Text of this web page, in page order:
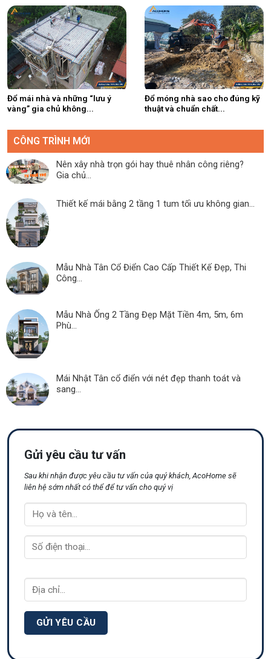
Đổ mái nhà và những “lưu ý
vàng” gia chủ không...
Đổ móng nhà sao cho đúng kỹ
thuật và chuẩn chất...
CÔNG TRÌNH MỚI
Nên xây nhà trọn gói hay thuê nhân công riêng?
Gia chủ...
Thiết kế mái bằng 2 tầng 1 tum tối ưu không gian...
Mẫu Nhà Tân Cổ Điển Cao Cấp Thiết Kế Đẹp, Thi
Công...
Mẫu Nhà Ống 2 Tầng Đẹp Mặt Tiền 4m, 5m, 6m
Phù...
Mái Nhật Tân cổ điển với nét đẹp thanh toát và
sang...
Gửi yêu cầu tư vấn
Sau khi nhận được yêu cầu tư vấn của quý khách, AcoHome sẽ
liên hệ sớm nhất có thể để tư vấn cho quý vị